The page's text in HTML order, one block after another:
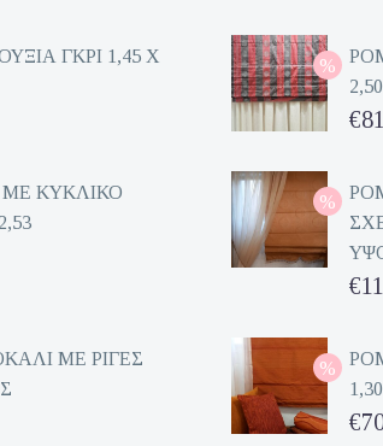
ΓΚΡΙ 1,45 Χ
ΚΥΚΛΙΚΟ
ΜΕ ΡΙΓΕΣ
€
€
€